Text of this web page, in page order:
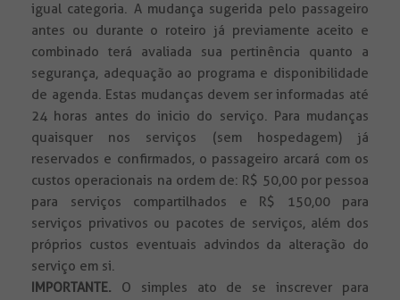
igual categoria. A mudança sugerida pelo passageiro
antes ou durante o roteiro já previamente aceito e
combinado terá avaliada sua pertinência quanto a
segurança, adequação ao programa e disponibilidade
de agenda. Estas mudanças devem ser informadas até
24 horas antes do inicio do serviço. Para mudanças
quaisquer nos serviços (sem hospedagem) já
reservados e confirmados, o passageiro arcará com os
custos operacionais na ordem de: R$ 50,00 por pessoa
para serviços compartilhados e R$ 150,00 para
serviços privativos ou pacotes de serviços, além dos
próprios custos eventuais advindos da alteração do
serviço em si.
IMPORTANTE. O simples ato de se inscrever para